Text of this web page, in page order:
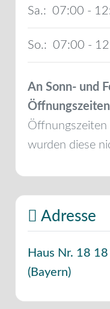
Sa.: 07:00 -
So.: 07:00 -
An Sonn- und
Öffnungszeiten
wurden diese
Adresse
Haus Nr. 18
(Bayern)